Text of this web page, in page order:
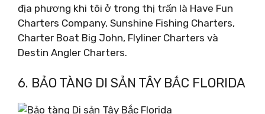
địa phương khi tôi ở trong thị trấn là Have Fun
Charters Company, Sunshine Fishing Charters,
Charter Boat Big John, Flyliner Charters và
Destin Angler Charters.
6. BẢO TÀNG DI SẢN TÂY BẮC FLORIDA